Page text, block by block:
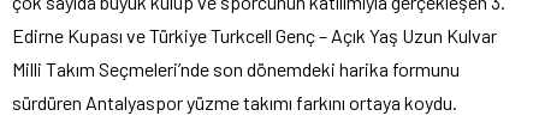
Edirne Kupası ve Türkiye Turkcell Genç – Açık Yaş Uzun Kulvar
Milli Takım Seçmeleri’nde son dönemdeki harika formunu
sürdüren Antalyaspor yüzme takımı farkını ortaya koydu.